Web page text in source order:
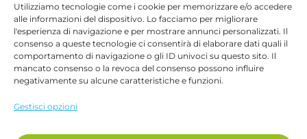
Utilizziamo tecnologie come i cookie per memorizzare e/o accedere
alle informazioni del dispositivo. Lo facciamo per migliorare
l'esperienza di navigazione e per mostrare annunci personalizzati. Il
consenso a queste tecnologie ci consentirà di elaborare dati quali il
comportamento di navigazione o gli ID univoci su questo sito. Il
mancato consenso o la revoca del consenso possono influire
negativamente su alcune caratteristiche e funzioni.
Gestisci opzioni
Alternative:
Visa PayPal Stripe MasterCard
Cash
On
Apple
Via B. Cellini 7, 36061, Bassano del Grappa VI